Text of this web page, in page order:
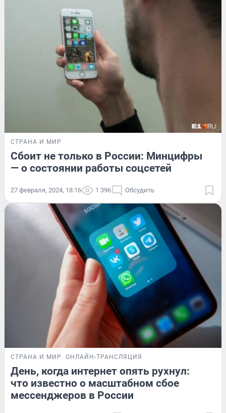
СТРАНА И МИР
Сбоит не только в России: Минцифры
— о состоянии работы соцсетей
27 февраля, 2024, 18:16 1 396 Обсудить
СТРАНА И МИР ОНЛАЙН-ТРАНСЛЯЦИЯ
День, когда интернет опять рухнул:
что известно о масштабном сбое
мессенджеров в России